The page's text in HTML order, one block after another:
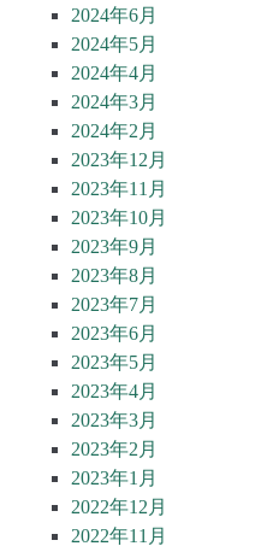
2024年6月
2024年5月
2024年4月
2024年3月
2024年2月
2023年12月
2023年11月
2023年10月
2023年9月
2023年8月
2023年7月
2023年6月
2023年5月
2023年4月
2023年3月
2023年2月
2023年1月
2022年12月
2022年11月